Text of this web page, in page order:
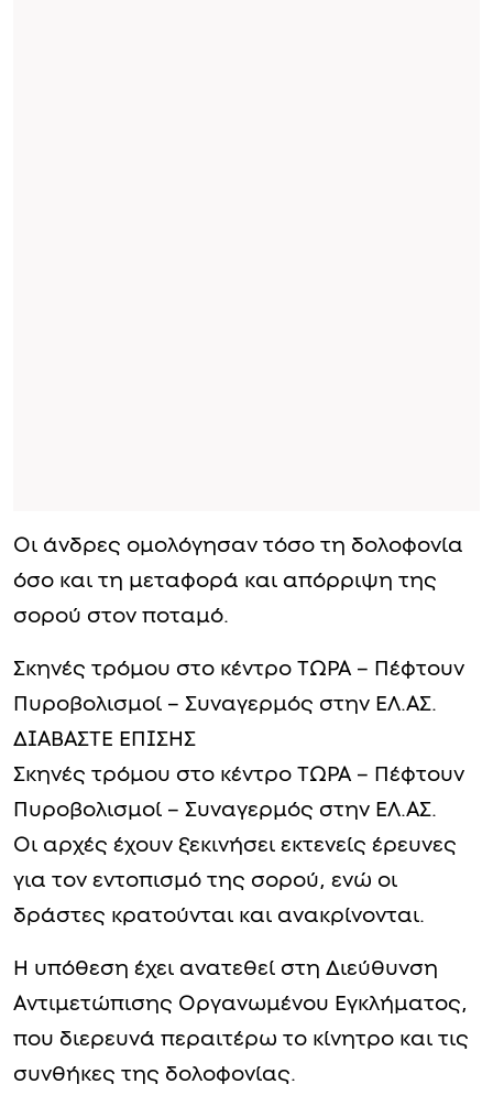
Οι άνδρες ομολόγησαν τόσο τη δολοφονία
όσο και τη μεταφορά και απόρριψη της
σορού στον ποταμό.
Σκηνές τρόμου στο κέντρο ΤΩΡΑ – Πέφτουν
Πυροβολισμοί – Συναγερμός στην ΕΛ.ΑΣ.
ΔΙΑΒΑΣΤΕ ΕΠΙΣΗΣ
Σκηνές τρόμου στο κέντρο ΤΩΡΑ – Πέφτουν
Πυροβολισμοί – Συναγερμός στην ΕΛ.ΑΣ.
Οι αρχές έχουν ξεκινήσει εκτενείς έρευνες
για τον εντοπισμό της σορού, ενώ οι
δράστες κρατούνται και ανακρίνονται.
Η υπόθεση έχει ανατεθεί στη Διεύθυνση
Αντιμετώπισης Οργανωμένου Εγκλήματος,
που διερευνά περαιτέρω το κίνητρο και τις
συνθήκες της δολοφονίας.